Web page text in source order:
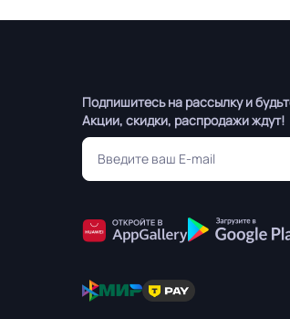
Подпишитесь на рассылку и
Акции, скидки, распродажи ждут!